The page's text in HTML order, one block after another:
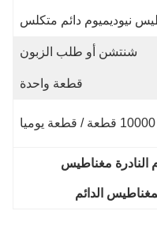
نيوديميوم دائم متكلس
شنتشن أو طلب الزبون
قطعة واحدة
10000 قطعة / قطعة يوميا
النيوديميوم النادرة مغناطيس
الدائم